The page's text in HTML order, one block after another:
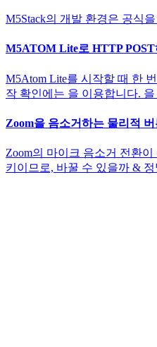
M5Stack의 개발 환경은 공식
M5ATOM Lite로 HTTP
M5Atom Lite를 시작할 때 한
작 확인에는 을 이용합니다.
Zoom을 음소거하는 물리적 버
Zoom의 마이크 음소거 전환
키이므로, 바꿀 수 있을까 &